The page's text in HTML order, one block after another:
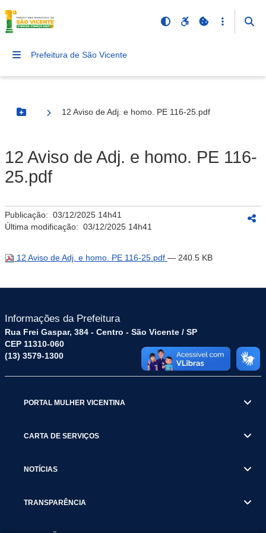
Prefeitura de São Vicente
Botão Menu
12 Aviso de Adj. e homo. PE 116-25.pdf
12 Aviso de Adj. e homo. PE 116-
25.pdf
Publicação: 03/12/2025 14h41
Última modificação: 03/12/2025 14h41
12 Aviso de Adj. e homo. PE 116-25.pdf — 240.5 KB
Informações da Prefeitura
Rua Frei Gaspar, 384 - Centro - São Vicente / SP
CEP 11310-060
(13) 3579-1300
PORTAL MULHER VICENTINA
CARTA DE SERVIÇOS
NOTÍCIAS
TRANSPARÊNCIA